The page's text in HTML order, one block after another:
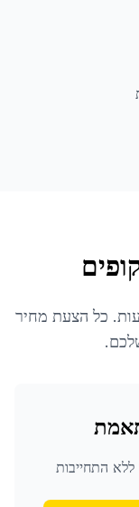
כל הצעת מחיר
התחייבות